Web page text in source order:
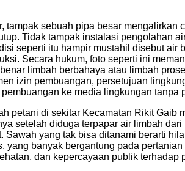
sebuah pipa besar mengalirkan
Tidak tampak instalasi pengolahan
seperti itu hampir mustahil disebut air
Secara hukum, foto seperti ini
limbah berbahaya atau limbah
izin pembuangan, persetujuan
ke media lingkungan tanpa
petani di sekitar Kecamatan Rikit Gaib
setelah diduga terpapar air limbah
yang tak bisa ditanami berarti
banyak bergantung pada
dan kepercayaan publik terhadap